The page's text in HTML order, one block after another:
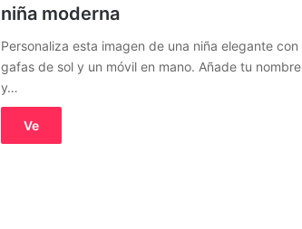
niña moderna
Personaliza esta imagen de una niña elegante con
gafas de sol y un móvil en mano. Añade tu nombre
y…
Ve